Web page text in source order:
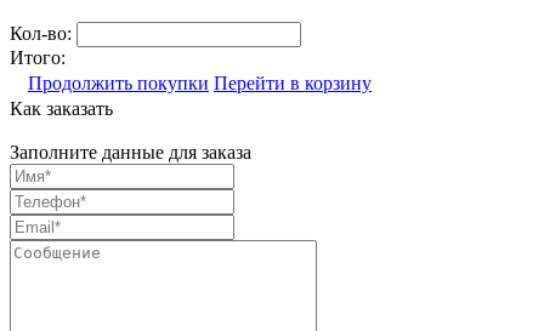
Кол-во:
Итого:
Продолжить покупки Перейти в корзину
Как заказать
Заполните данные для заказа